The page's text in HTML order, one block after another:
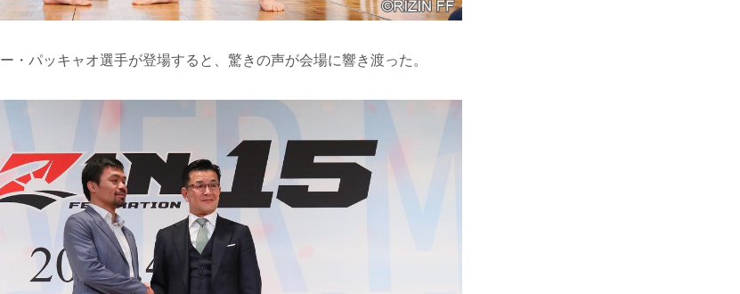
・パッキャオ選手が登場すると、驚きの声が会場に響き渡った。